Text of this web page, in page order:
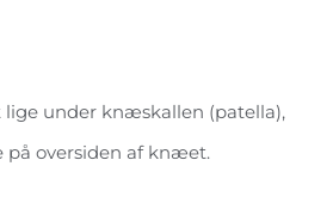
lige under knæskallen (patella),
oversiden af knæet.